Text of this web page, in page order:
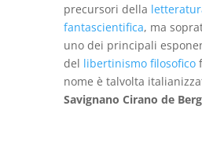
precursori della
fantascientifica, ma
uno dei principali
del libertinismo filosofico
nome è talvolta
Savignano Cirano de